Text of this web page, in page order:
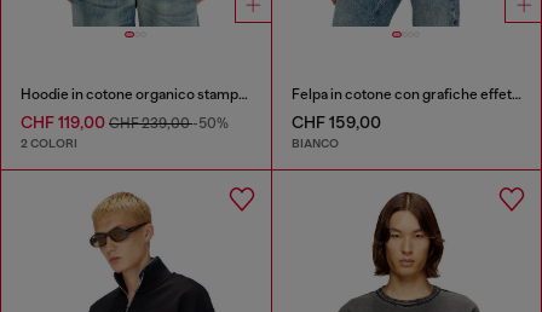
Hoodie in cotone organico stampa camouflage
CHF 119,00 CHF 239,00-50%
2 COLORI
Felpa in cotone con grafiche effetto floccato
CHF 159,00
BIANCO